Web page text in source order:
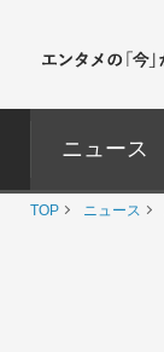
ニュース
TOP ニュース